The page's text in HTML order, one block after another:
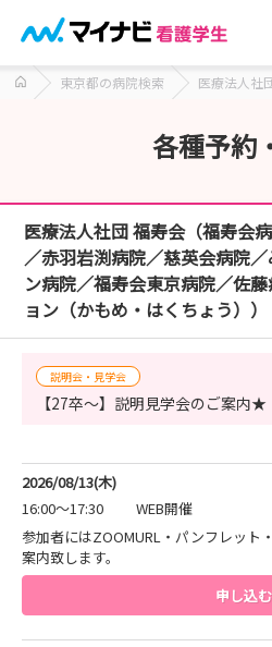
東京都の病院検索 医療法人社
各種予約
医療法人社団 福寿会（福寿会
／赤羽岩渕病院／慈英会病院
ン病院／福寿会東京病院／佐
ョン（かもめ・はくちょう））
説明会・見学会
【27卒～】説明見学会のご案内★
2026/08/13(木)
16:00～17:30
WEB開催
参加者にはZOOMURL・パンフレット
案内致します。
申し込む